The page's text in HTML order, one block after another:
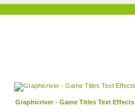
Graphicriver - Game Titles Text Effects